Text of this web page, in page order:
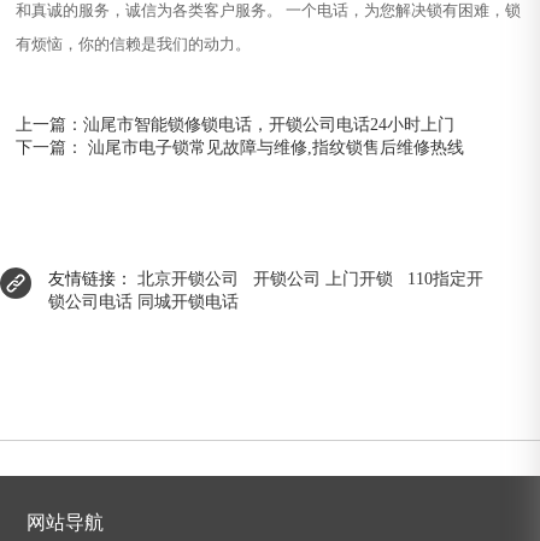
和真诚的服务，诚信为各类客户服务。 一个电话，为您解决锁有困难，锁
有烦恼，你的信赖是我们的动力。
上一篇：汕尾市智能锁修锁电话，开锁公司电话24小时上门
下一篇：汕尾市电子锁常见故障与维修,指纹锁售后维修热线
友情链接：北京开锁公司 开锁公司 上门开锁
110指定开
锁公司电话 同城开锁电话
网站导航